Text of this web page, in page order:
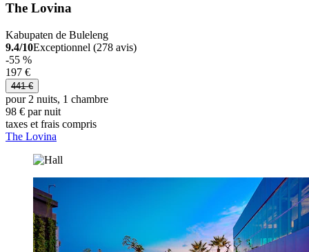
The Lovina
Kabupaten de Buleleng
9.4/10Exceptionnel (278 avis)
-55 %
197 €
441 €
pour 2 nuits, 1 chambre
98 € par nuit
taxes et frais compris
The Lovina